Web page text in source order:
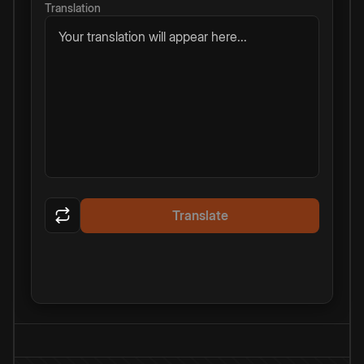
Translation
Your translation will appear here...
Translate